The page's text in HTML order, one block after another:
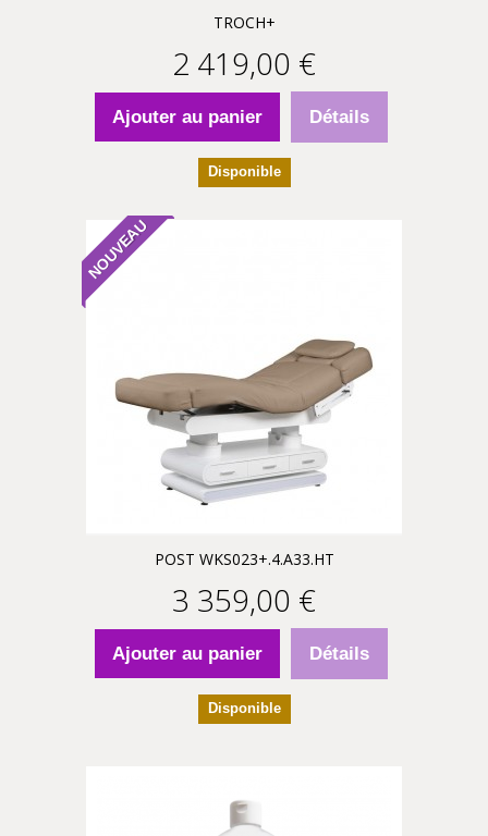
TROCH+
2 419,00 €
Ajouter au panier Détails
Disponible
NOUVEAU
POST WKS023+.4.A33.HT
3 359,00 €
Ajouter au panier Détails
Disponible